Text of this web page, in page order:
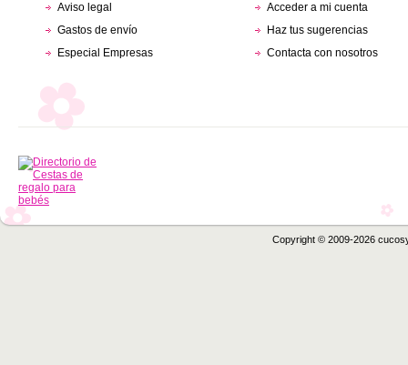
Aviso legal
Gastos de envío
Especial Empresas
Acceder a mi cuenta
Haz tus sugerencias
Contacta con nosotros
Copyright © 2009-2026